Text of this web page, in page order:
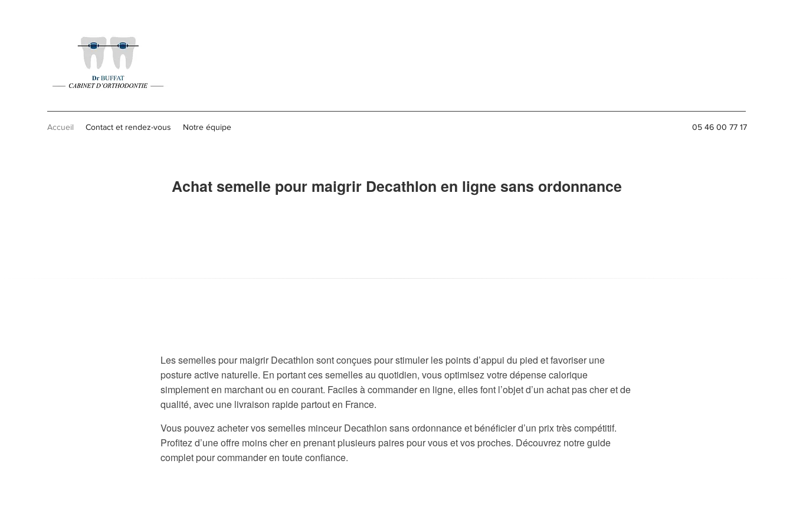
Accueil Contact et rendez-vous Notre équipe 05 46 00 77 17
Achat semelle pour maigrir Decathlon en ligne sans ordonnance
Les semelles pour maigrir Decathlon sont conçues pour stimuler les points d’appui du pied et favoriser une
posture active naturelle. En portant ces semelles au quotidien, vous optimisez votre dépense calorique
simplement en marchant ou en courant. Faciles à commander en ligne, elles font l’objet d’un achat pas cher et de
qualité, avec une livraison rapide partout en France.
Vous pouvez acheter vos semelles minceur Decathlon sans ordonnance et bénéficier d’un prix très compétitif.
Profitez d’une offre moins cher en prenant plusieurs paires pour vous et vos proches. Découvrez notre guide
complet pour commander en toute confiance.